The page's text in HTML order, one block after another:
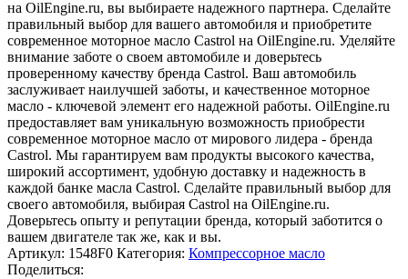
на OilEngine.ru, вы выбираете надежного партнера. Сделайте
правильный выбор для вашего автомобиля и приобретите
современное моторное масло Castrol на OilEngine.ru. Уделяйте
внимание заботе о своем автомобиле и доверьтесь
проверенному качеству бренда Castrol. Ваш автомобиль
заслуживает наилучшей заботы, и качественное моторное
масло - ключевой элемент его надежной работы. OilEngine.ru
предоставляет вам уникальную возможность приобрести
современное моторное масло от мирового лидера - бренда
Castrol. Мы гарантируем вам продукты высокого качества,
широкий ассортимент, удобную доставку и надежность в
каждой банке масла Castrol. Сделайте правильный выбор для
своего автомобиля, выбирая Castrol на OilEngine.ru.
Доверьтесь опыту и репутации бренда, который заботится о
вашем двигателе так же, как и вы.
Артикул: 1548F0 Категория: Компрессорное масло
Поделиться: